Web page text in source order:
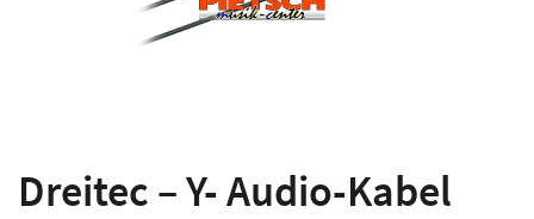
Dreitec – Y- Audio-Kabel